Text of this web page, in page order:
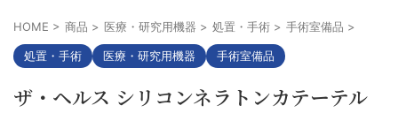
HOME > 商品 > 医療・研究用機器 > 処置・手術 > 手術室備品 >
処置・手術 医療・研究用機器 手術室備品
ザ・ヘルス シリコンネラトンカテーテル